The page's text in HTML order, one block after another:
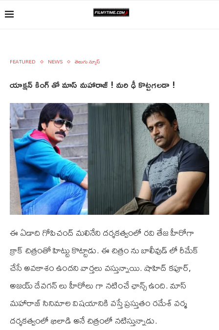
FEATURED NEWS తెలుగు న్యూస్
యాక్షన్ కింగ్ తో మాస్ మహారాజ్ ! మరి ఢీ కొట్టగలడా !
ఈ ఏడాది గోపిచంద్ మలినేని దర్శకత్వంలో రవి తేజ హీరోగా
క్రాక్ చిత్రంతో హిట్టు కొట్టాడు. ఈ చిత్రం ను బాలీవుడ్ లో రీమేక్
చేసే అవకాశం ఉందని వార్తలు వస్తున్నాయి. షాహిద్ కపూర్,
అజయ్ దేవగన్ లు హీరోలు గా నటించే ఛాన్స్ ఉంది. మాస్
మహారాజ్ సినిమాల విషయానికి వస్తే ప్రస్తుతం రమేశ్ వర్మ
దర్శకత్వంలో ఖిలాడి అనే చిత్రంలో నటిస్తున్నాడు.